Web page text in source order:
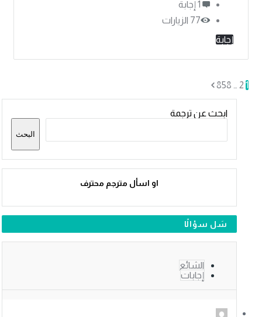
‫1 إجابة
77 الزيارات
إجابة
2
…
858
الجانبية
ابحث عن ترجمة
البحث
او اسأل مترجم محترف
سَل سؤالًا
الشائع
إجابات